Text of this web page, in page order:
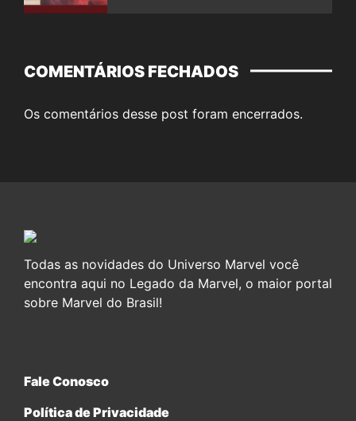
COMENTÁRIOS FECHADOS
Os comentários desse post foram encerrados.
Todas as novidades do Universo Marvel você
encontra aqui no Legado da Marvel, o maior portal
sobre Marvel do Brasil!
Fale Conosco
Política de Privacidade